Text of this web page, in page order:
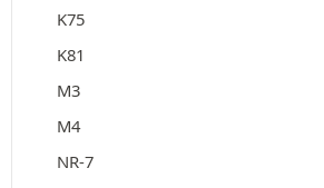
K75
K81
M3
M4
NR-7